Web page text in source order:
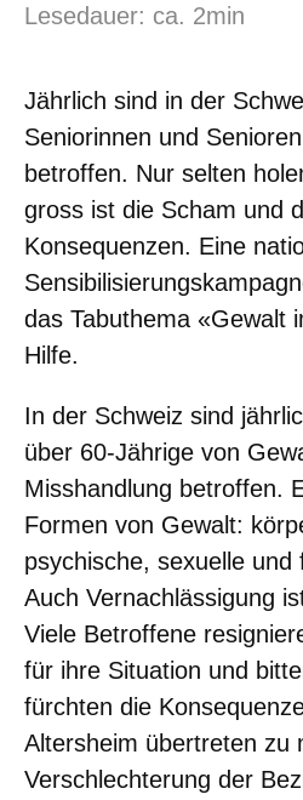
Lesedauer: ca. 2min
Jährlich sind in der
Seniorinnen und
betroffen. Nur selten
gross ist die Scham und
Konsequenzen. Eine
das Tabuthema «Gewalt
Hilfe.
In der Schweiz sind
über 60-Jährige von
Misshandlung betroffen.
Formen von Gewalt:
psychische, sexuelle und
Auch Vernachlässigung
Viele Betroffene
für ihre Situation und
fürchten die
Altersheim übertreten zu
Verschlechterung der